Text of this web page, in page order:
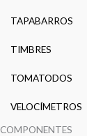
TAPABARROS
TIMBRES
TOMATODOS
VELOCÍMETROS
COMPONENTES